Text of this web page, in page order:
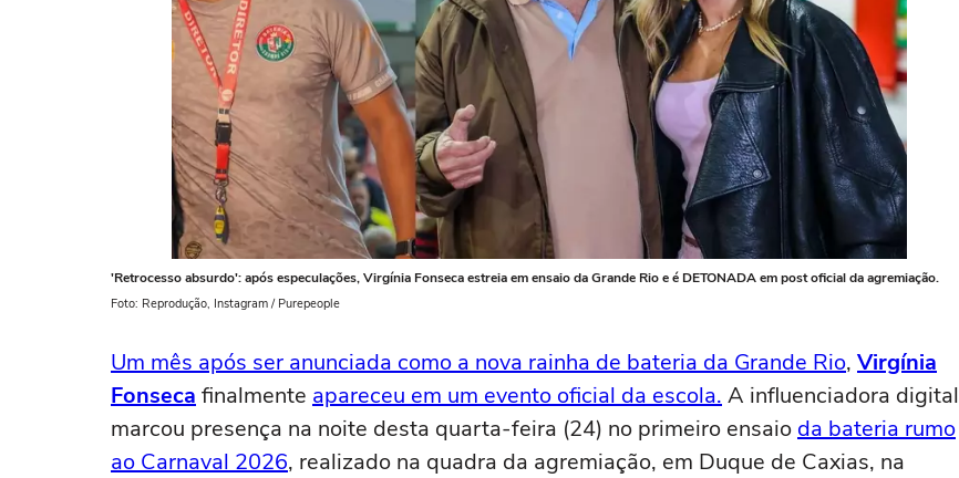
'Retrocesso absurdo': após especulações, Virgínia Fonseca estreia em ensaio da Grande Rio e é DETONADA em post oficial da agremiação.
Foto: Reprodução, Instagram / Purepeople
Um mês após ser anunciada como a nova rainha de bateria da Grande Rio, Virgínia
Fonseca finalmente apareceu em um evento oficial da escola. A influenciadora digital
marcou presença na noite desta quarta-feira (24) no primeiro ensaio da bateria rumo
ao Carnaval 2026, realizado na quadra da agremiação, em Duque de Caxias, na